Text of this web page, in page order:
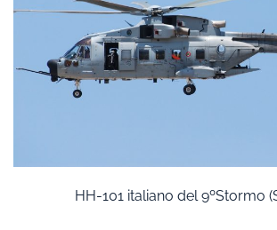
HH-101 italiano del 9ºStormo